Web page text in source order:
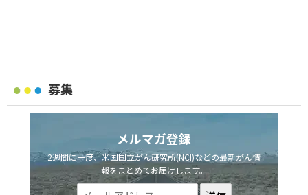
募集
メルマガ登録
2週間に一度、米国国立がん研究所(NCI)などの最新がん情
報をまとめてお届けします。